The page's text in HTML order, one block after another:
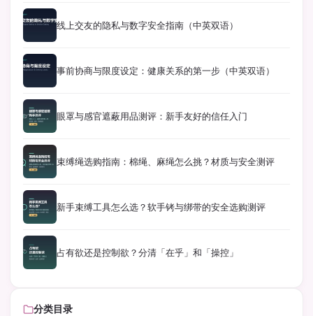
线上交友的隐私与数字安全指南（中英双语）
事前协商与限度设定：健康关系的第一步（中英双语）
眼罩与感官遮蔽用品测评：新手友好的信任入门
束缚绳选购指南：棉绳、麻绳怎么挑？材质与安全测评
新手束缚工具怎么选？软手铐与绑带的安全选购测评
占有欲还是控制欲？分清「在乎」和「操控」
分类目录